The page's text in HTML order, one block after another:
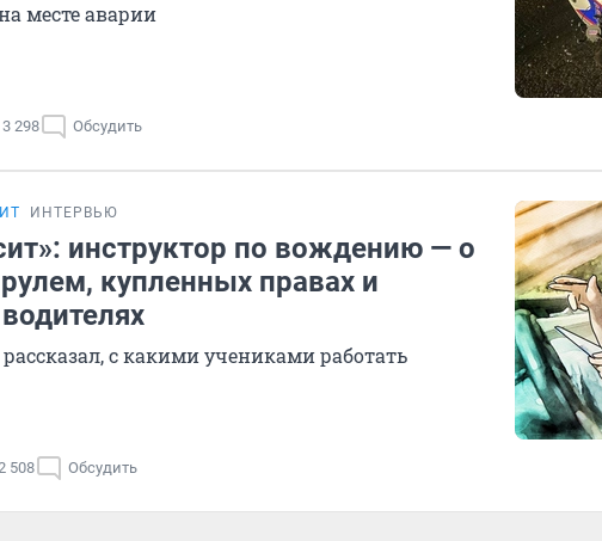
месте аварии
3 298 Обсудить
ИНТЕРВЬЮ
инструктор по вождению — о
купленных правах и
с какими учениками работать
508 Обсудить